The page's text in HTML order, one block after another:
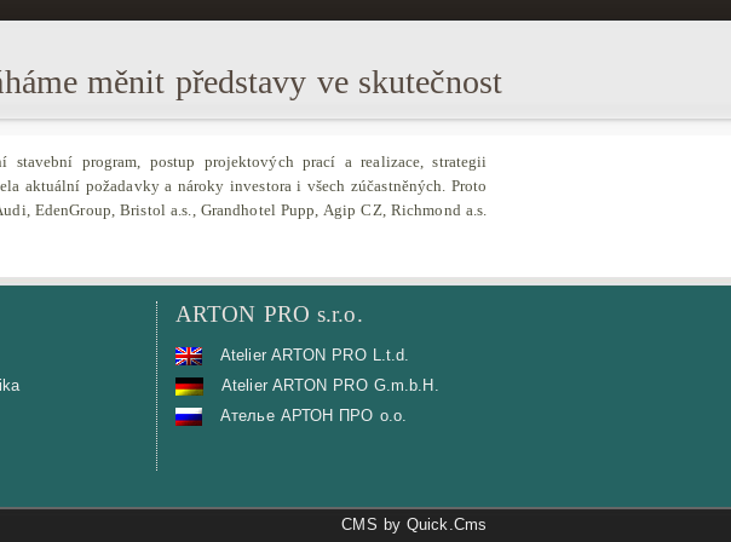
měnit představy ve skutečnost
stavební program, postup projektových prací a realizace, strategii
aktuální požadavky a nároky investora i všech zúčastněných. Proto
EdenGroup, Bristol a.s., Grandhotel Pupp, Agip CZ, Richmond a.s.
ARTON PRO s.r.o.
Atelier ARTON PRO L.t.d.
Atelier ARTON PRO G.m.b.H.
Ателье АРТОН ПРО о.о.
CMS by Quick.Cms